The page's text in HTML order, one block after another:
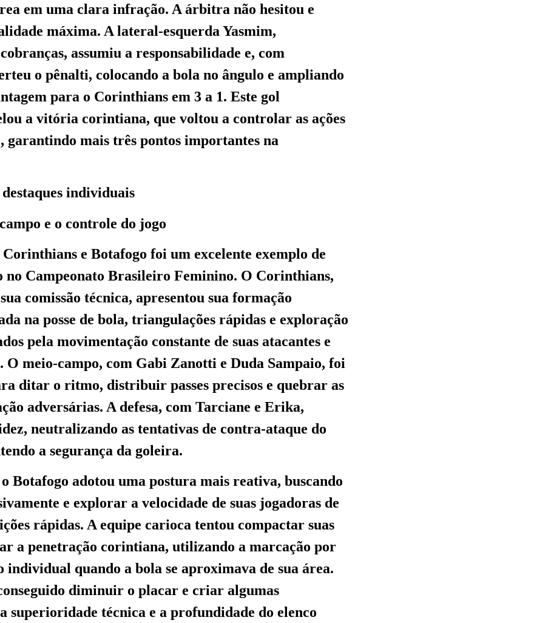
em uma clara infração. A árbitra não hesitou e
máxima. A lateral-esquerda Yasmim,
assumiu a responsabilidade e, com
o pênalti, colocando a bola no ângulo e ampliando
para o Corinthians em 3 a 1. Este gol
a vitória corintiana, que voltou a controlar as ações
garantindo mais três pontos importantes na
individuais
e o controle do jogo
e Botafogo foi um excelente exemplo de
no Campeonato Brasileiro Feminino. O Corinthians,
comissão técnica, apresentou sua formação
na posse de bola, triangulações rápidas e exploração
pela movimentação constante de suas atacantes e
O meio-campo, com Gabi Zanotti e Duda Sampaio, foi
ditar o ritmo, distribuir passes precisos e quebrar as
adversárias. A defesa, com Tarciane e Erika,
neutralizando as tentativas de contra-ataque do
a segurança da goleira.
Botafogo adotou uma postura mais reativa, buscando
e explorar a velocidade de suas jogadoras de
rápidas. A equipe carioca tentou compactar suas
a penetração corintiana, utilizando a marcação por
individual quando a bola se aproximava de sua área.
diminuir o placar e criar algumas
superioridade técnica e a profundidade do elenco